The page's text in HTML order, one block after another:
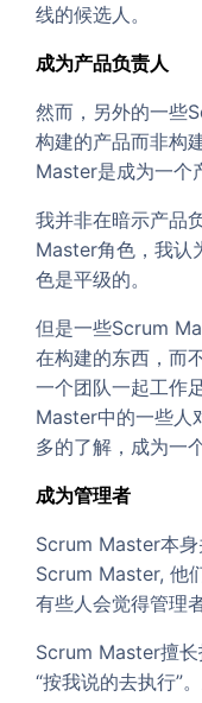
线的候选人。
成为产品负责人
然而，另外的一些
构建的产品而非构
Master是成为一个
我并非在暗示产品
Master角色，我认
色是平级的。
但是一些Scrum
在构建的东西，而
一个团队一起工作
Master中的一些人
多的了解，成为一
成为管理者
Scrum Master本
Scrum Master, 他
有些人会觉得管理
Scrum Master擅
“按我说的去执行”